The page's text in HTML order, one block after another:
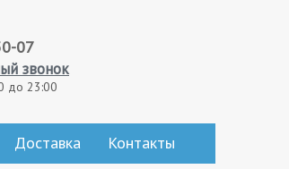
07
звонок
до 23:00
Доставка Контакты